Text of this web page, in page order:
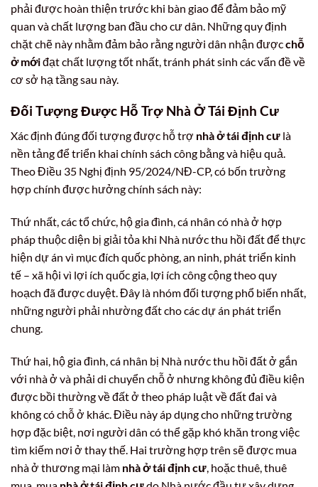
phải được hoàn thiện trước khi bàn giao để đảm bảo mỹ
quan và chất lượng ban đầu cho cư dân. Những quy định
chặt chẽ này nhằm đảm bảo rằng người dân nhận đượcchỗ
ở mớiđạt chất lượng tốt nhất, tránh phát sinh các vấn đề về
cơ sở hạ tầng sau này.
Đối Tượng Được Hỗ Trợ Nhà Ở Tái Định Cư
Xác định đúng đối tượng được hỗ trợ nhà ở tái định cư là
nền tảng để triển khai chính sách công bằng và hiệu quả.
Theo Điều 35 Nghị định 95/2024/NĐ-CP, có bốn trường
hợp chính được hưởng chính sách này:
Thứ nhất, các tổ chức, hộ gia đình, cá nhân có nhà ở hợp
pháp thuộc diện bị giải tỏa khi Nhà nước thu hồi đất để thực
hiện dự án vì mục đích quốc phòng, an ninh, phát triển kinh
tế – xã hội vì lợi ích quốc gia, lợi ích công cộng theo quy
hoạch đã được duyệt. Đây là nhóm đối tượng phổ biến nhất,
những người phải nhường đất cho các dự án phát triển
chung.
Thứ hai, hộ gia đình, cá nhân bị Nhà nước thu hồi đất ở gắn
với nhà ở và phải di chuyển chỗ ở nhưng không đủ điều kiện
được bồi thường về đất ở theo pháp luật về đất đai và
không có chỗ ở khác. Điều này áp dụng cho những trường
hợp đặc biệt, nơi người dân có thể gặp khó khăn trong việc
tìm kiếm nơi ở thay thế. Hai trường hợp trên sẽ được mua
nhà ở thương mại làm nhà ở tái định cư , hoặc thuê, thuê